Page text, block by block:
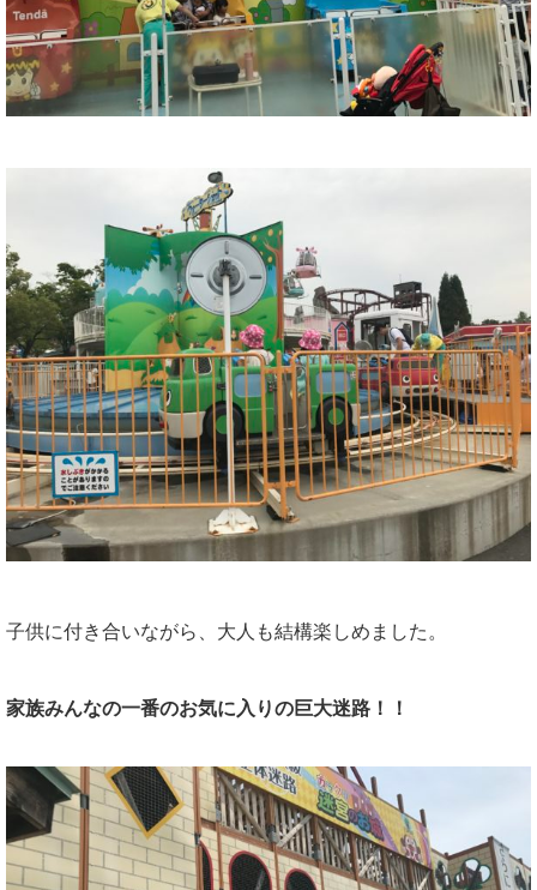
子供に付き合いながら、大人も結構楽しめました。
家族みんなの一番のお気に入りの巨大迷路！！